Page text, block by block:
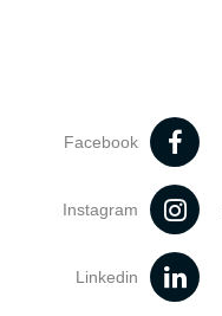
Facebook
Instagram
Linkedin